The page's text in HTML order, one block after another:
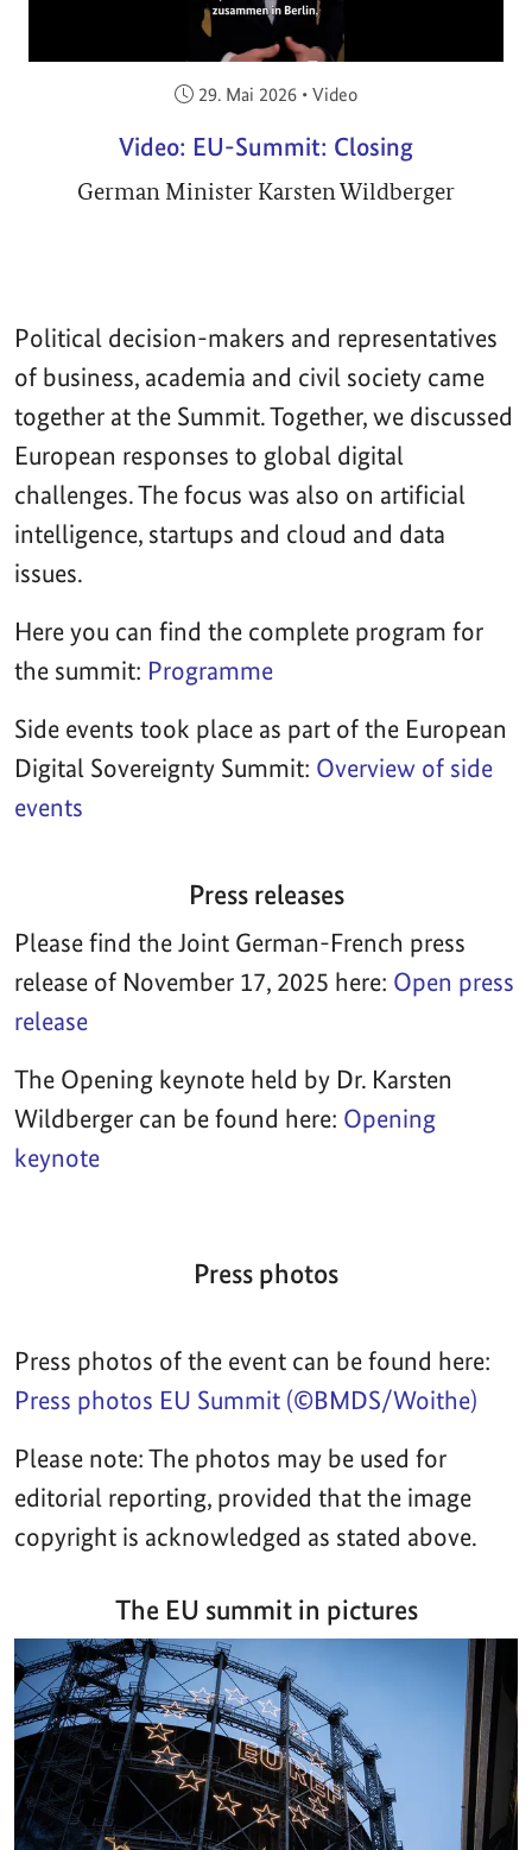
Veröffentlicht am:
29. Mai 2026 • Video
Video: EU-Summit: Closing
German Minister Karsten Wildberger
Political decision-makers and representatives
of business, academia and civil society came
together at the Summit. Together, we discussed
European responses to global digital
challenges. The focus was also on artificial
intelligence, startups and cloud and data
issues.
Here you can find the complete program for
the summit: Programme
Side events took place as part of the European
Digital Sovereignty Summit: Overview of side
events
Press releases
Please find the Joint German-French press
release of November 17, 2025 here: Open press
release
The Opening keynote held by Dr. Karsten
Wildberger can be found here: Opening
keynote
Press photos
Press photos of the event can be found here:
Press photos EU Summit (©BMDS/Woithe)
Please note: The photos may be used for
editorial reporting, provided that the image
copyright is acknowledged as stated above.
The EU summit in pictures